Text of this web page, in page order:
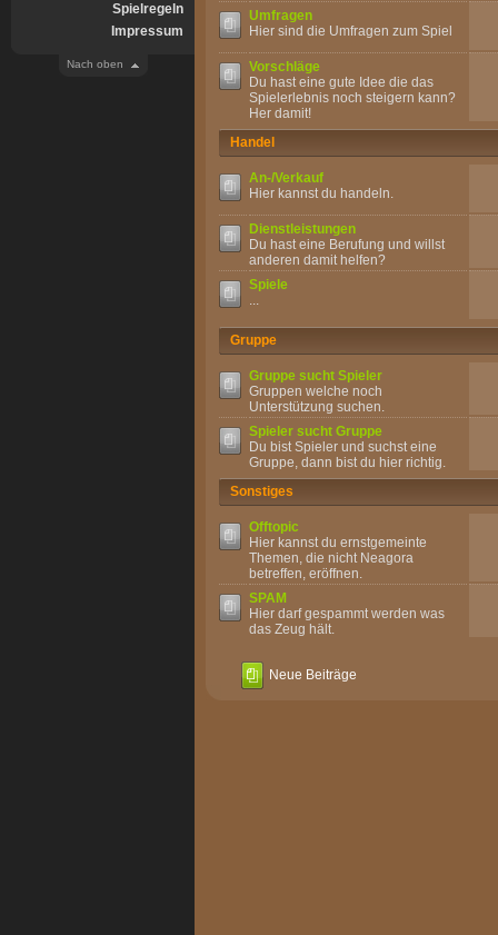
Spielregeln
Impressum
Nach oben
Umfragen
Hier sind die Umfragen zum Spiel
Vorschläge
Du hast eine gute Idee die das
Spielerlebnis noch steigern kann?
Her damit!
Handel
An-/Verkauf
Hier kannst du handeln.
Dienstleistungen
Du hast eine Berufung und willst
anderen damit helfen?
Spiele
...
Gruppe
Gruppe sucht Spieler
Gruppen welche noch
Unterstützung suchen.
Spieler sucht Gruppe
Du bist Spieler und suchst eine
Gruppe, dann bist du hier richtig.
Sonstiges
Offtopic
Hier kannst du ernstgemeinte
Themen, die nicht Neagora
betreffen, eröffnen.
SPAM
Hier darf gespammt werden was
das Zeug hält.
Neue Beiträge